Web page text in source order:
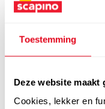
Toestemming
Deze website maakt
Cookies, lekker en